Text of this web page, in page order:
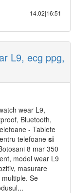
14.02|16:51
L9, ecg ppg,
wear L9,
Bluetooth,
- Tablete
telefoane si
8 mar 350
model wear L9
masurare
Se